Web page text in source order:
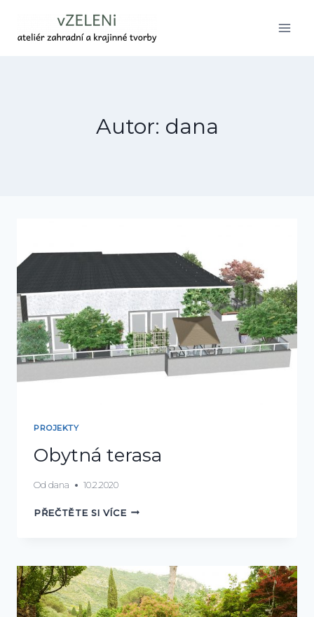
obsah
Autor: dana
PROJEKTY
Obytná terasa
Od dana 10.2.2020
PŘEČTĚTE SI VÍCEOBYTNÁ